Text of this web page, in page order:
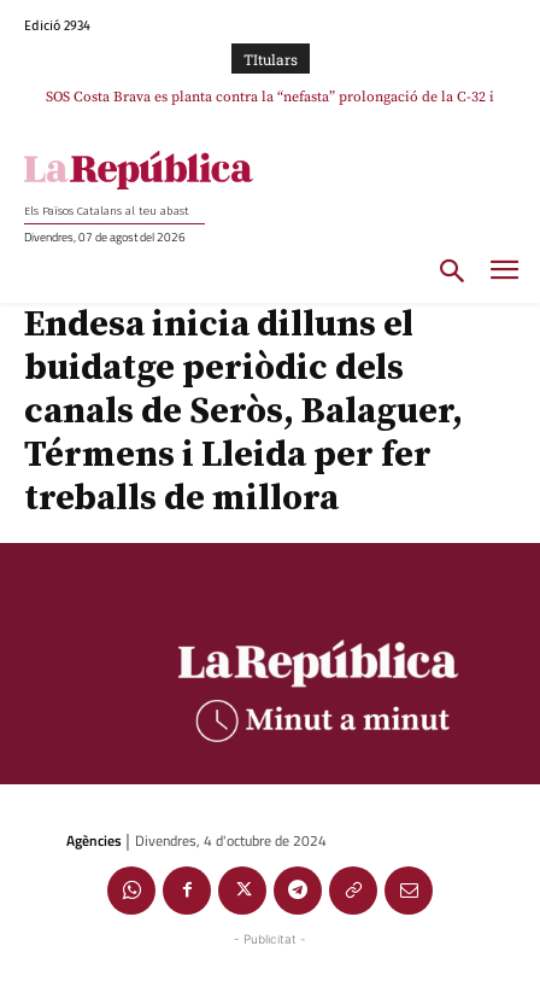
Edició 2934
TItulars
SOS Costa Brava es planta contra la “nefasta” prolongació de la C-32 i
La memòria viva de Josep Sunyol uneix l’esport i la cultura en un emotiu
Els Països Catalans al teu abast
Divendres, 07 de agost del 2026
Endesa inicia dilluns el
buidatge periòdic dels
canals de Seròs, Balaguer,
Térmens i Lleida per fer
treballs de millora
Agències | Divendres, 4 d'octubre de 2024
- Publicitat -